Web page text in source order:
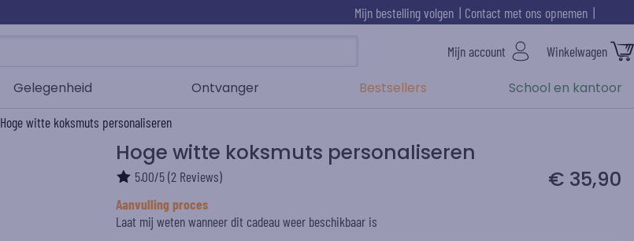
Contact met ons opnemen
Mijn bestelling volgen
Mijn account Winkelwagen
Gelegenheid Ontvanger Bestsellers School en kantoor
Hoge witte koksmuts personaliseren
Hoge witte koksmuts personaliseren
€ 35,90
Aanvulling proces
Laat mij weten wanneer dit cadeau weer beschikbaar is
5.00/5(2 Reviews)